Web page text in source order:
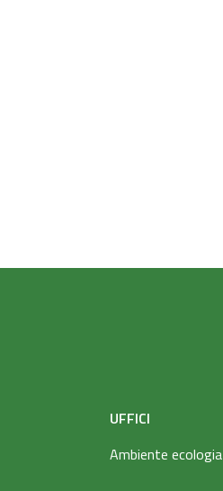
UFFICI
Ambiente ecologia